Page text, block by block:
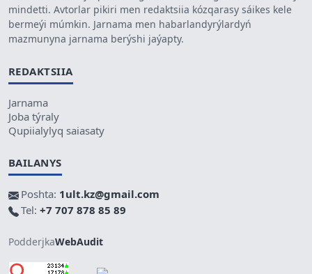
mindetti. Avtorlar pikiri men redaktsiia kózqarasy sáikes kele
bermeýi múmkin. Jarnama men habarlandyrýlardyń
mazmunyna jarnama berýshi jaýapty.
REDAKTSIIA
Jarnama
Joba týraly
Qupiialylyq saiasaty
BAILANYS
Poshta: 1ult.kz@gmail.com
Tel: +7 707 878 85 89
PodderjkaWebAudit